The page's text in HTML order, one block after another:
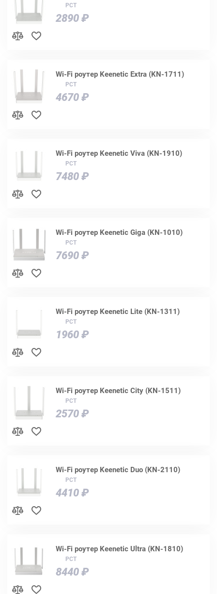
РСТ
2890 ₽
Wi-Fi роутер Keenetic Extra (KN-1711)
РСТ
4670 ₽
Wi-Fi роутер Keenetic Viva (KN-1910)
РСТ
7480 ₽
Wi-Fi роутер Keenetic Giga (KN-1010)
РСТ
7690 ₽
Wi-Fi роутер Keenetic Lite (KN-1311)
РСТ
1960 ₽
Wi-Fi роутер Keenetic City (KN-1511)
РСТ
2570 ₽
Wi-Fi роутер Keenetic Duo (KN-2110)
РСТ
4410 ₽
Wi-Fi роутер Keenetic Ultra (KN-1810)
РСТ
8440 ₽